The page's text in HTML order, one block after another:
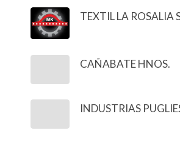
TEXTIL LA ROSALIA
CAÑABATE HNOS.
INDUSTRIAS